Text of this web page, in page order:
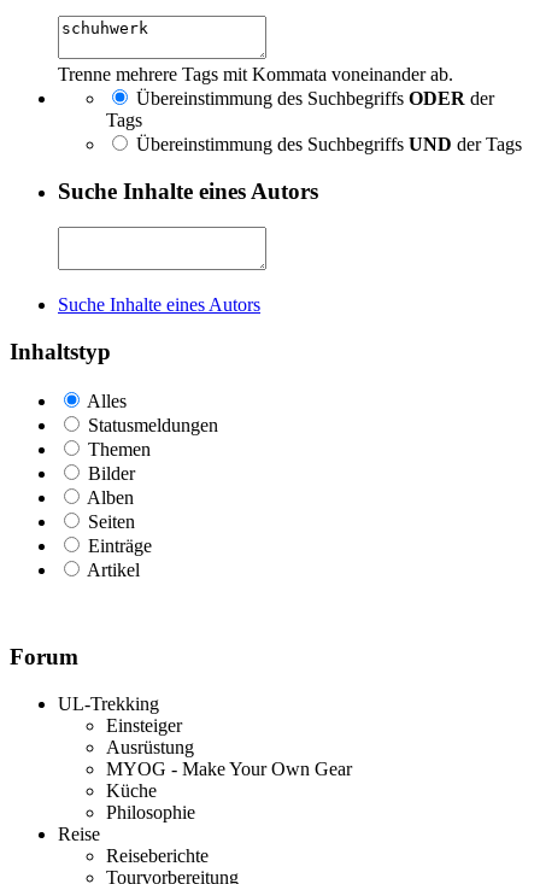
Trenne mehrere Tags mit Kommata voneinander ab.
Übereinstimmung des Suchbegriffs ODER der
Tags
Übereinstimmung des Suchbegriffs UND der Tags
Suche Inhalte eines Autors
Suche Inhalte eines Autors
Inhaltstyp
Alles
Statusmeldungen
Themen
Bilder
Alben
Seiten
Einträge
Artikel
Forum
UL-Trekking
Einsteiger
Ausrüstung
MYOG - Make Your Own Gear
Küche
Philosophie
Reise
Reiseberichte
Tourvorbereitung